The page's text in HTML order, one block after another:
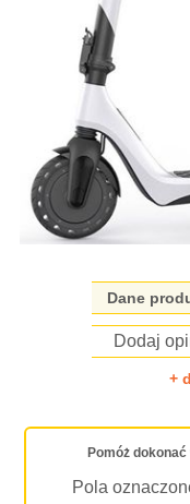
Dane
Dodaj
+
Pomóż
Pola